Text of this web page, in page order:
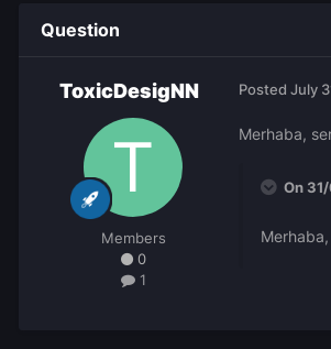
Question
ToxicDesigNN
Members
0
1
Posted July
Merhaba,
On
Merhaba,